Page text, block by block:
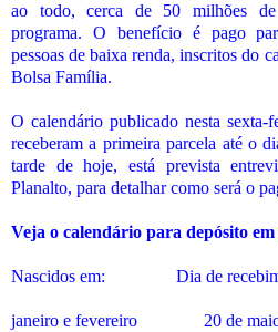
ao todo, cerca de 50 milhões de
programa. O benefício é pago
pessoas de baixa renda, inscritos do
Bolsa Família.
O calendário publicado nesta sexta-
receberam a primeira parcela até o
tarde de hoje, está prevista
Planalto, para detalhar como será o
Veja o calendário para depósito
Nascidos em: Dia de
janeiro e fevereiro 20 de